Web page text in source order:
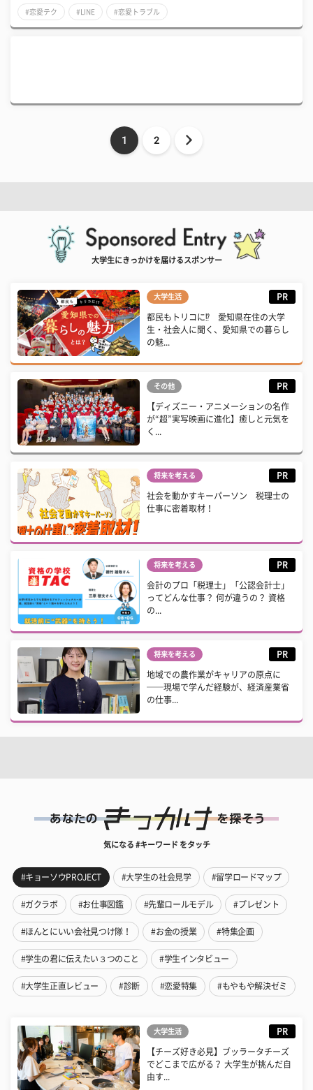
#恋愛テク #LINE #恋愛トラブル
1 2
大学生にきっかけを届けるスポンサー
大学生活 PR
都民もトリコに⁉ 愛知県在住の大学
生・社会人に聞く、愛知県での暮らし
の魅...
その他 PR
【ディズニー・アニメーションの名作
が“超”実写映画に進化】癒しと元気を
く...
将来を考える PR
社会を動かすキーパーソン 税理士の
仕事に密着取材！
将来を考える PR
会計のプロ「税理士」「公認会計士」
ってどんな仕事？ 何が違うの？ 資格
の...
将来を考える PR
地域での農作業がキャリアの原点に
──現場で学んだ経験が、経済産業省
の仕事...
気になる #キーワード をタッチ
#キョーソウPROJECT #大学生の社会見学 #留学ロードマップ
#ガクラボ #お仕事図鑑 #先輩ロールモデル #プレゼント
#ほんとにいい会社見つけ隊！ #お金の授業 #特集企画
#学生の君に伝えたい３つのこと #学生インタビュー
#大学生正直レビュー #診断 #恋愛特集 #もやもや解決ゼミ
大学生活 PR
【チーズ好き必見】ブッラータチーズ
でどこまで広がる？ 大学生が挑んだ自
由す...